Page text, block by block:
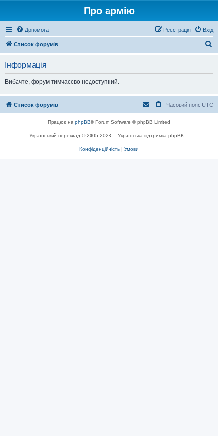
Про армію
Допомога Вхід
Реєстрація
Список форумів
Інформація
Вибачте, форум тимчасово недоступний.
Список форумів Часовий пояс UTC
Працює на phpBB® Forum Software © phpBB Limited
Український переклад © 2005-2023 Українська підтримка phpBB
Конфіденційність | Умови